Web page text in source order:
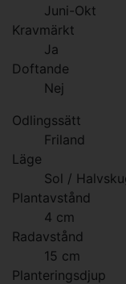
Juni-Okt
Kravmärkt
Ja
Doftande
Nej
Odlingssätt
Friland
Läge
Sol /
Plantavstånd
4 cm
Radavstånd
15 cm
Planteringsdjup